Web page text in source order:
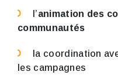
l’animation des
communautés
la coordination
les campagnes